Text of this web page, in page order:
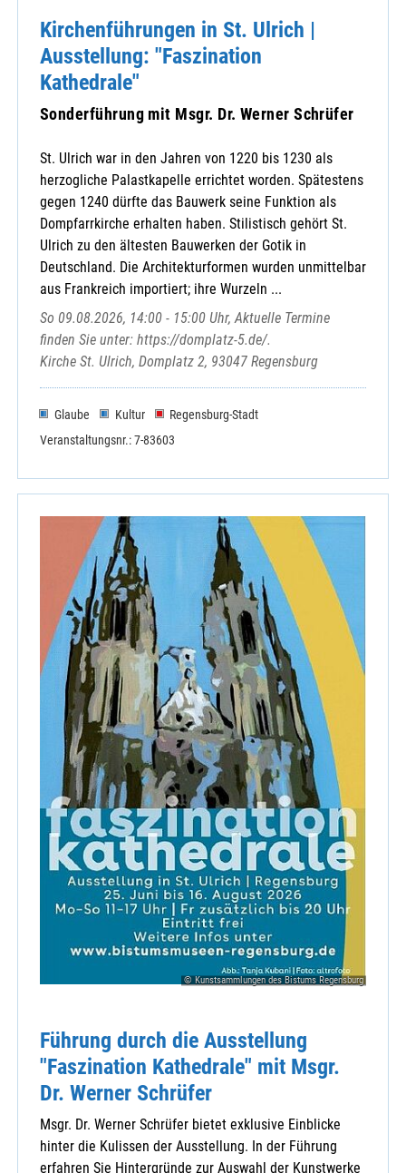
Kirchenführungen in St. Ulrich |
Ausstellung: "Faszination
Kathedrale"
Sonderführung mit Msgr. Dr. Werner Schrüfer
St. Ulrich war in den Jahren von 1220 bis 1230 als
herzogliche Palastkapelle errichtet worden. Spätestens
gegen 1240 dürfte das Bauwerk seine Funktion als
Dompfarrkirche erhalten haben. Stilistisch gehört St.
Ulrich zu den ältesten Bauwerken der Gotik in
Deutschland. Die Architekturformen wurden unmittelbar
aus Frankreich importiert; ihre Wurzeln ...
So 09.08.2026, 14:00 - 15:00 Uhr, Aktuelle Termine
finden Sie unter: https://domplatz-5.de/.
Kirche St. Ulrich, Domplatz 2, 93047 Regensburg
Glaube Kultur
Regensburg-Stadt
Veranstaltungsnr.: 7-83603
© Kunstsammlungen des Bistums Regensburg
Führung durch die Ausstellung
"Faszination Kathedrale" mit Msgr.
Dr. Werner Schrüfer
Msgr. Dr. Werner Schrüfer bietet exklusive Einblicke
hinter die Kulissen der Ausstellung. In der Führung
erfahren Sie Hintergründe zur Auswahl der Kunstwerke